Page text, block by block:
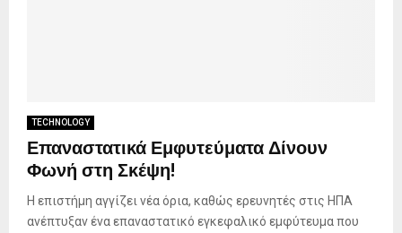
TECHNOLOGY
Επαναστατικά Εμφυτεύματα Δίνουν
Φωνή στη Σκέψη!
Η επιστήμη αγγίζει νέα όρια, καθώς ερευνητές στις ΗΠΑ
ανέπτυξαν ένα επαναστατικό εγκεφαλικό εμφύτευμα που